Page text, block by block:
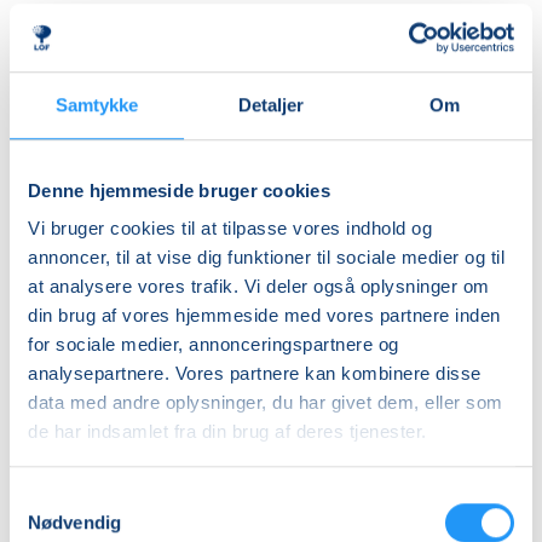
Samtykke Detaljer Om
Denne hjemmeside bruger cookies
Vi bruger cookies til at tilpasse vores indhold og
annoncer, til at vise dig funktioner til sociale medier og til
at analysere vores trafik. Vi deler også oplysninger om
din brug af vores hjemmeside med vores partnere inden
for sociale medier, annonceringspartnere og
analysepartnere. Vores partnere kan kombinere disse
data med andre oplysninger, du har givet dem, eller som
de har indsamlet fra din brug af deres tjenester.
Nødvendig
som inviterer til leg, bevægelse og nysgerrighed.
Aktiviteterne tilpasses børnenes alder og udvikling,
så alle kan være med – uanset forudsætninger.
genkendelse. De velkendte sange, lege og
føle sig hjemme, deltage aktivt og udvikle sig i sit eget
tempo.
Undervejs får I inspiration til enkle og sjove
bevægelseslege, som kan tages med hjem og skabe
hyggelige stunder i hverdagen.
Det hele foregår i en afslappet og positiv atmosfære
fyldt med glæde, nærvær og fællesskab med andre
forældre og børn. Kom og leg, syng, dans og bevæg
dig sammen med dit barn – det er sjovt, udviklende
Ledig-KBH
Ledig-FRB
DKK 932,00
DKK 912,00
Studerende-FRB
DKK 932,00
Unge (18-25 år)-KBH
DKK 912,00
Info
904260